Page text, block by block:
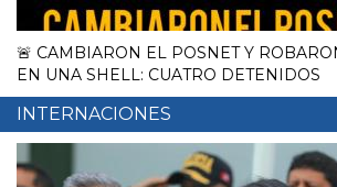
🚨 CAMBIARON EL POSNET Y
EN UNA SHELL: CUATRO DETENIDOS
INTERNACIONES